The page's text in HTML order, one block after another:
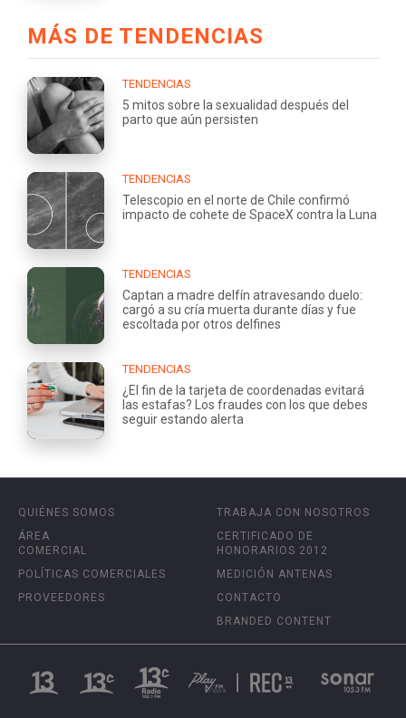
MÁS DE TENDENCIAS
TENDENCIAS
5 mitos sobre la sexualidad después del
parto que aún persisten
TENDENCIAS
Telescopio en el norte de Chile confirmó
impacto de cohete de SpaceX contra la Luna
TENDENCIAS
Captan a madre delfín atravesando duelo:
cargó a su cría muerta durante días y fue
escoltada por otros delfines
TENDENCIAS
¿El fin de la tarjeta de coordenadas evitará
las estafas? Los fraudes con los que debes
seguir estando alerta
QUIÉNES SOMOS
ÁREA
COMERCIAL
POLÍTICAS COMERCIALES
PROVEEDORES
TRABAJA CON NOSOTROS
CERTIFICADO DE
HONORARIOS 2012
MEDICIÓN ANTENAS
CONTACTO
BRANDED CONTENT